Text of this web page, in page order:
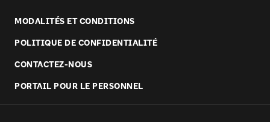
MODALITÉS ET CONDITIONS
POLITIQUE DE CONFIDENTIALITÉ
CONTACTEZ-NOUS
PORTAIL POUR LE PERSONNEL